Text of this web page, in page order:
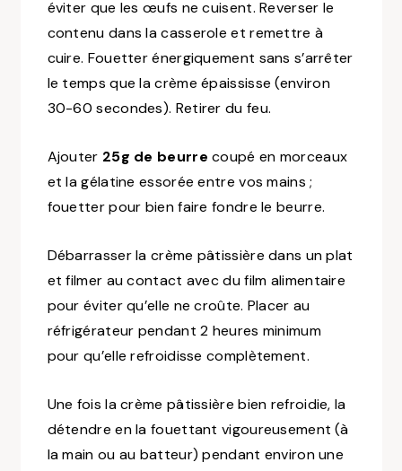
éviter que les œufs ne cuisent. Reverser le
contenu dans la casserole et remettre à
cuire. Fouetter énergiquement sans s’arrêter
le temps que la crème épaississe (environ
30-60 secondes). Retirer du feu.
Ajouter 25g de beurre coupé en morceaux
et la gélatine essorée entre vos mains ;
fouetter pour bien faire fondre le beurre.
Débarrasser la crème pâtissière dans un plat
et filmer au contact avec du film alimentaire
pour éviter qu’elle ne croûte. Placer au
réfrigérateur pendant 2 heures minimum
pour qu’elle refroidisse complètement.
Une fois la crème pâtissière bien refroidie, la
détendre en la fouettant vigoureusement (à
la main ou au batteur) pendant environ une